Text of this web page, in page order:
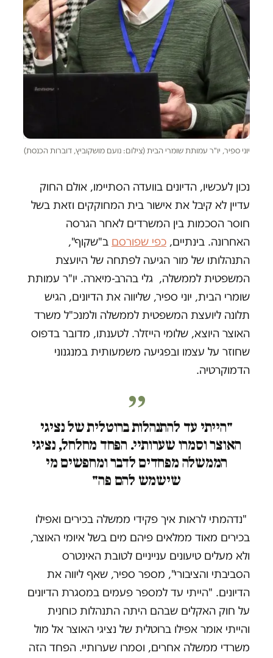
יוני ספיר, יו"ר עמותת שומרי הבית (צילום: נועם מושקוביץ, דוברות הכנסת)
נכון לעכשיו, הדיונים בוועדה הסתיימו, אולם החוק
עדיין לא קיבל את אישור בית המחוקקים וזאת בשל
חוסר הסכמות בין המשרדים לאחר הגרסה
האחרונה. בינתיים, כפי שפורסם ב"שקוף",
התנהלותו של מור הגיעה לפתחה של היועצת
המשפטית לממשלה, גלי בהרב-מיארה. יו"ר עמותת
שומרי הבית, יוני ספיר, שליווה את הדיונים, הגיש
תלונה ליועצת המשפטית לממשלה ולמנכ"ל משרד
האוצר היוצא, שלומי הייזלר. לטענתו, מדובר בדפוס
שחוזר על עצמו ובפגיעה משמעותית במנגנוני
הדמוקרטיה.
"הייתי עד להתנהלות ברוטלית של נציגי
האוצר וסמרו שערותיי. הפחד מחלחל, נציגי
הממשלה מפחדים לדבר ומחפשים מי
שישמש להם פה"
"נדהמתי לראות איך פקידי ממשלה בכירים ואפילו
בכירים מאוד ממלאים פיהם מים בשל איומי האוצר,
ולא מעלים טיעונים ענייניים לטובת האינטרס
הסביבתי והציבורי", מספר ספיר, שאף ליווה את
הדיונים. "הייתי עד למספר פעמים במסגרת הדיונים
על חוק האקלים שבהם היתה התנהלות כוחנית
והייתי אומר אפילו ברוטלית של נציגי האוצר אל מול
משרדי ממשלה אחרים, וסמרו שערותיי. הפחד הזה